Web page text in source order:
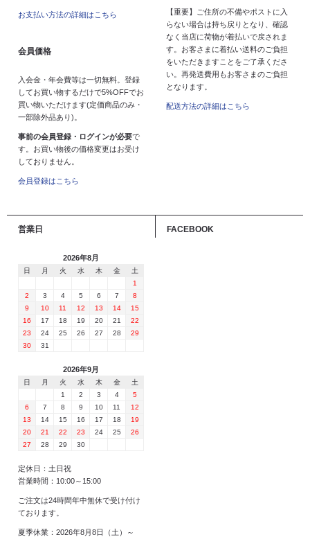
お支払い方法の詳細はこちら
会員価格
入会金・年会費等は一切無料。登録
してお買い物するだけで5%OFFでお
買い物いただけます(定価商品のみ・
一部除外品あり)。
事前の会員登録・ログインが必要で
す。お買い物後の価格変更はお受け
しておりません。
会員登録はこちら
【重要】ご住所の不備やポストに入
らない場合は持ち戻りとなり、確認
なく当店に荷物が着払いで戻されま
す。お客さまに着払い送料のご負担
をいただきますことをご了承くださ
い。再発送費用もお客さまのご負担
となります。
配送方法の詳細はこちら
営業日
2026年8月
日 月 火 水 木 金
土
1
2
3 4 5 6 7
8
9
10 11 12 13 14
15
16
17 18 19 20 21
22
23
24 25 26 27 28
29
30
31
2026年9月
日 月 火 水 木 金
土
1
2 3 4
5
6
7 8 9 10 11
12
13
14 15 16 17 18
19
20
21 22 23 24 25
26
27
28 29 30
定休日：土日祝
営業時間：10:00～15:00
ご注文は24時間年中無休で受け付け
ております。
夏季休業：2026年8月8日（土）～
FACEBOOK